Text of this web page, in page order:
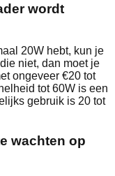
wordt
20W hebt, kun je
niet, dan moet je
ongeveer €20 tot
tot 60W is een
gebruik is 20 tot
wachten op